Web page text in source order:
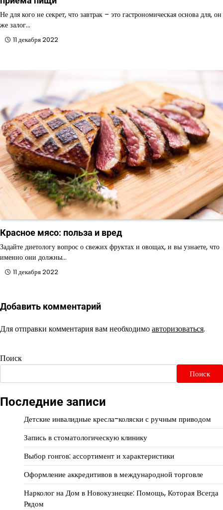
Не для кого не секрет, что завтрак – это гастрономическая основа для, он
же залог…
11 декабря 2022
Красное мясо: польза и вред
Задайте диетологу вопрос о свежих фруктах и овощах, и вы узнаете, что
именно они должны…
11 декабря 2022
Добавить комментарий
Для отправки комментария вам необходимоавторизоваться.
Поиск
Поиск
Последние записи
Детские инвалидные кресла-коляски с ручным приводом
Запись в стоматологическую клинику
Выбор гонгов: ассортимент и характеристики
Оформление аккредитивов в международной торговле
Нарколог на Дом в Новокузнецке: Помощь, Которая Всегда
Рядом